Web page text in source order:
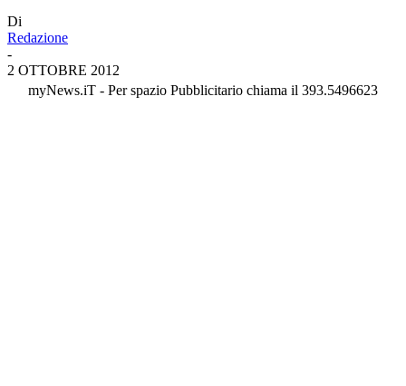
Di
Redazione
-
2 OTTOBRE 2012
myNews.iT - Per spazio Pubblicitario chiama il 393.5496623